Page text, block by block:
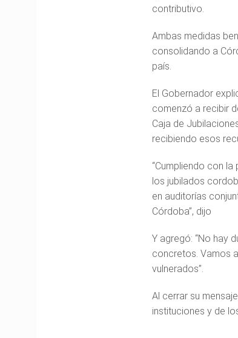
contributivo.
Ambas medidas
consolidando a
país.
El Gobernador
comenzó a recibir
Caja de
recibiendo esos
“Cumpliendo con
los jubilados
en auditorías
Córdoba”, dijo
Y agregó: “No hay
concretos. Vamos
vulnerados”.
Al cerrar su
instituciones y de